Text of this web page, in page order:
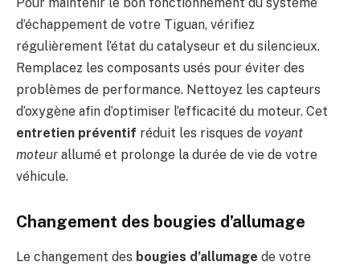
d’échappement de votre Tiguan, vérifiez
régulièrement l’état du catalyseur et du silencieux.
Remplacez les composants usés pour éviter des
problèmes de performance. Nettoyez les capteurs
d’oxygène afin d’optimiser l’efficacité du moteur. Cet
entretien préventif réduit les risques de voyant
moteur allumé et prolonge la durée de vie de votre
véhicule.
Changement des bougies d’allumage
Le changement des bougies d’allumage de votre